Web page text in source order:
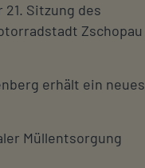
Sitzung des
Zschopau
erhält ein neues
Müllentsorgung